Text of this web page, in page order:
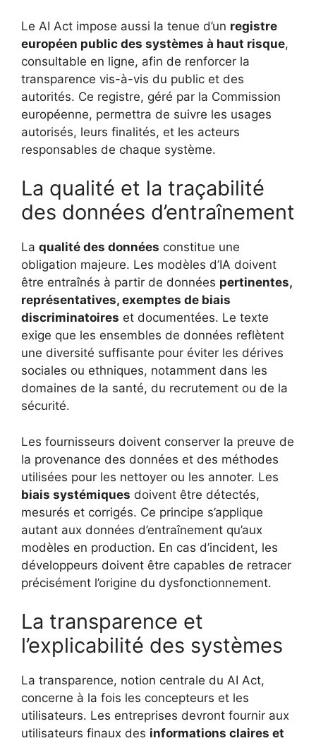
Le AI Act impose aussi la tenue d’un registre
européen public des systèmes à haut risque,
consultable en ligne, afin de renforcer la
transparence vis-à-vis du public et des
autorités. Ce registre, géré par la Commission
européenne, permettra de suivre les usages
autorisés, leurs finalités, et les acteurs
responsables de chaque système.
La qualité et la traçabilité
des données d’entraînement
La qualité des données constitue une
obligation majeure. Les modèles d’IA doivent
être entraînés à partir de données pertinentes,
représentatives, exemptes de biais
discriminatoires et documentées. Le texte
exige que les ensembles de données reflètent
une diversité suffisante pour éviter les dérives
sociales ou ethniques, notamment dans les
domaines de la santé, du recrutement ou de la
sécurité.
Les fournisseurs doivent conserver la preuve de
la provenance des données et des méthodes
utilisées pour les nettoyer ou les annoter. Les
biais systémiques doivent être détectés,
mesurés et corrigés. Ce principe s’applique
autant aux données d’entraînement qu’aux
modèles en production. En cas d’incident, les
développeurs doivent être capables de retracer
précisément l’origine du dysfonctionnement.
La transparence et
l’explicabilité des systèmes
La transparence, notion centrale du AI Act,
concerne à la fois les concepteurs et les
utilisateurs. Les entreprises devront fournir aux
utilisateurs finaux des informations claires et